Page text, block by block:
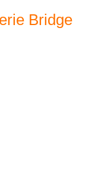
Bridge